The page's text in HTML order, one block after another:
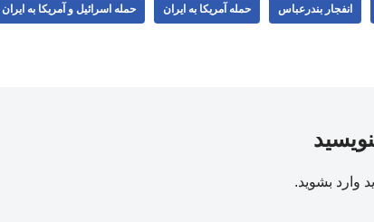
انفجار بندرعباس حمله آمریکا به ایران حمله اسرائیل و آمریکا به ایران
وارد بشوید.